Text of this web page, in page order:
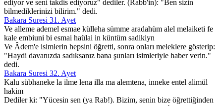
ediyor ve seni takdis ediyoruz" dediler. (Rabb'in): "Ben sizin
bilmediklerinizi bilirim." dedi.
Bakara Suresi 31. Ayet
Ve alleme ademel esmae külleha sümme aradahüm alel melaiketi fe
kale embiuni bi esmai haülai in küntüm sadikiyn
Ve Âdem'e isimlerin hepsini öğretti, sonra onları meleklere gösterip:
"Haydi davanızda sadıksanız bana şunları isimleriyle haber verin."
dedi.
Bakara Suresi 32. Ayet
Kalu sübhaneke la ilme lena illa ma alemtena, inneke entel alimül
hakim
Dediler ki: "Yücesin sen (ya Rab!). Bizim, senin bize öğrettiğinden